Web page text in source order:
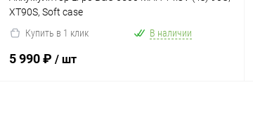
XT90S, Soft case
Купить в 1 клик
В наличии
5 990 ₽ / шт